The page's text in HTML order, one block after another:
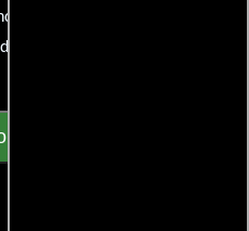
cinematográfico. ¡Los
se proyecta nuestra diversidad